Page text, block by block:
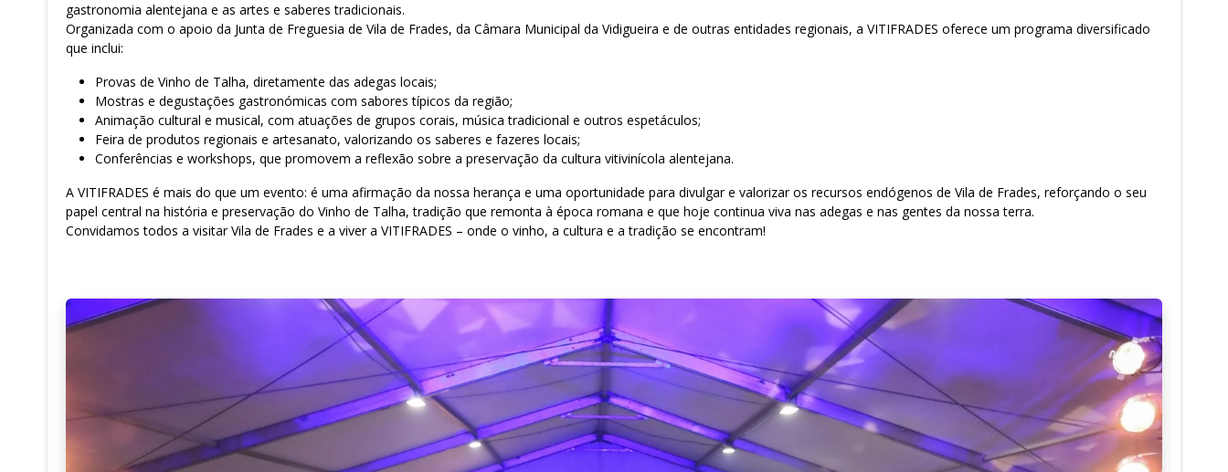
gastronomia alentejana e as artes e saberes tradicionais.
Organizada com o apoio da Junta de Freguesia de Vila de Frades, da Câmara Municipal da Vidigueira e de outras entidades regionais, a VITIFRADES oferece um programa diversificado
que inclui:
Provas de Vinho de Talha, diretamente das adegas locais;
Mostras e degustações gastronómicas com sabores típicos da região;
Animação cultural e musical, com atuações de grupos corais, música tradicional e outros espetáculos;
Feira de produtos regionais e artesanato, valorizando os saberes e fazeres locais;
Conferências e workshops, que promovem a reflexão sobre a preservação da cultura vitivinícola alentejana.
A VITIFRADES é mais do que um evento: é uma afirmação da nossa herança e uma oportunidade para divulgar e valorizar os recursos endógenos de Vila de Frades, reforçando o seu
papel central na história e preservação do Vinho de Talha, tradição que remonta à época romana e que hoje continua viva nas adegas e nas gentes da nossa terra.
Convidamos todos a visitar Vila de Frades e a viver a VITIFRADES – onde o vinho, a cultura e a tradição se encontram!